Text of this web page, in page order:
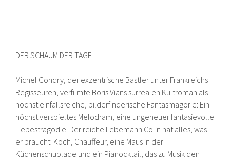
DER SCHAUM DER TAGE
Michel Gondry, der exzentrische Bastler unter Frankreichs
Regisseuren, verfilmte Boris Vians surrealen Kultroman als
höchst einfallsreiche, bilderfinderische Fantasmagorie: Ein
höchst verspieltes Melodram, eine ungeheuer fantasievolle
Liebestragödie. Der reiche Lebemann Colin hat alles, was
er braucht: Koch, Chauffeur, eine Maus in der
Küchenschublade und ein Pianocktail, das zu Musik den